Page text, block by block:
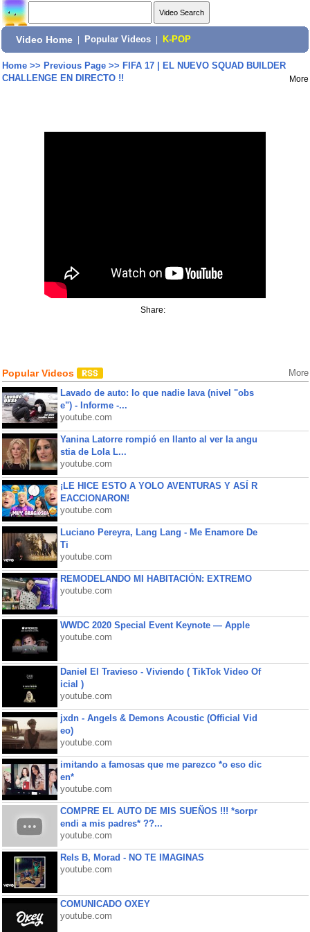
Video Home Popular Videos K-POP
Home>> Previous Page>> FIFA 17 | EL NUEVO SQUAD BUILDER
CHALLENGE EN DIRECTO !!
More
Share:
Popular Videos More
Lavado de auto: lo que nadie lava (nivel "obs
e") - Informe -...
youtube.com
Yanina Latorre rompió en llanto al ver la angu
stia de Lola L...
youtube.com
¡LE HICE ESTO A YOLO AVENTURAS Y ASÍ R
EACCIONARON!
youtube.com
Luciano Pereyra, Lang Lang - Me Enamore De
Ti
youtube.com
REMODELANDO MI HABITACIÓN: EXTREMO
youtube.com
WWDC 2020 Special Event Keynote — Apple
youtube.com
Daniel El Travieso - Viviendo ( TikTok Video Of
icial )
youtube.com
jxdn - Angels & Demons Acoustic (Official Vid
eo)
youtube.com
imitando a famosas que me parezco *o eso dic
en*
youtube.com
COMPRE EL AUTO DE MIS SUEÑOS !!! *sorpr
endi a mis padres* ??...
youtube.com
Rels B, Morad - NO TE IMAGINAS
youtube.com
COMUNICADO OXEY
youtube.com